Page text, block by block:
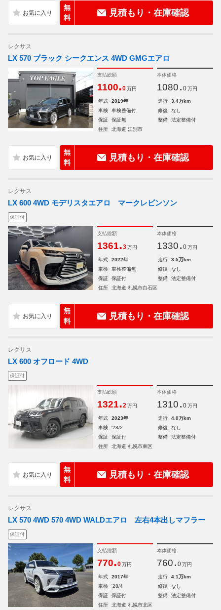
無
料
見積もり・在庫確認
レクサス
LX 570 ブラック シークエンス 4WD GMGエアロ
支払総額
1100.0 万円
本体価格
1080. 0 万円
年式 2019年 走行
3.4万km
車検
車検整備付 修復
なし
保証
保証無 整備
法定整備付
住所
北海道 江別市
無
料
見積もり・在庫確認
レクサス
LX 600 4WD モデリスタエアロ マークレビンソン
保証付
支払総額
1361.3 万円
本体価格
1330. 0 万円
年式 2022年 走行
3.5万km
車検
車検整備無 修復
なし
保証
保証付 整備
法定整備付
住所
北海道 札幌市白石区
無
料
見積もり・在庫確認
レクサス
LX 600 オフロード 4WD
保証付
支払総額
1321.2 万円
本体価格
1310. 0 万円
年式 2023年 走行
4.0万km
車検
'28/2 修復
なし
保証
保証付 整備
法定整備付
住所
北海道 札幌市東区
無
料
見積もり・在庫確認
レクサス
LX 570 4WD 570 4WD WALDエアロ 左右4本出しマフラー
保証付
支払総額
770.0 万円
本体価格
760. 0 万円
年式 2017年 走行
4.1万km
車検
'28/4 修復
なし
保証
保証付 整備
法定整備付
住所
北海道 札幌市北区